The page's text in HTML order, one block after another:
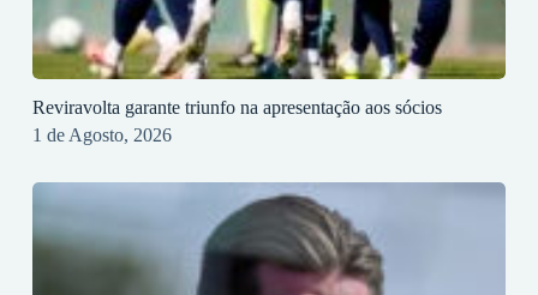
Reviravolta garante triunfo na apresentação aos sócios
1 de Agosto, 2026